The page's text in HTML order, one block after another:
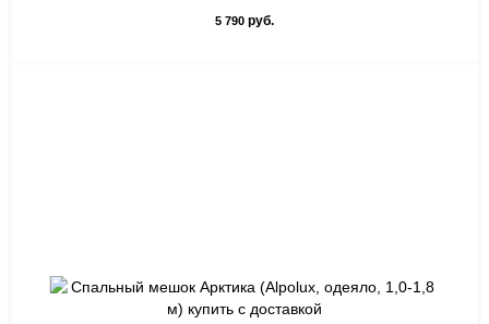
5 790 руб.